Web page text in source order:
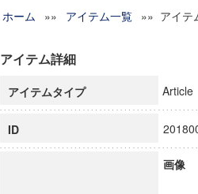
ホーム »» アイテム一覧 »» アイテ
アイテム詳細
アイテムタイプ Article
ID
画像